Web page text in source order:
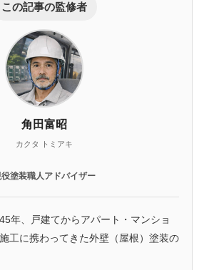
この記事の監修者
角田富昭
カクタ トミアキ
塗装職人アドバイザー
年、戸建てからアパート・マンショ
工に携わってきた外壁（屋根）塗装の